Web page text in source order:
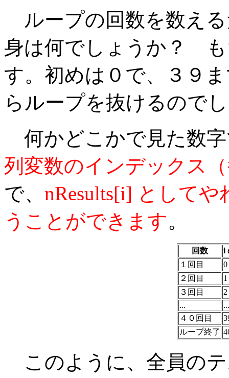
ループの回数を数え
身は何でしょうか？ も
す。初めは０で、３９
らループを抜けるので
何かどこかで見た数
列変数のインデックス
で、 nResults[i] として
うことができます。
回数
i
１回目
0
２回目
1
３回目
2
...
...
４０回目
ループ終了
このように、全員の